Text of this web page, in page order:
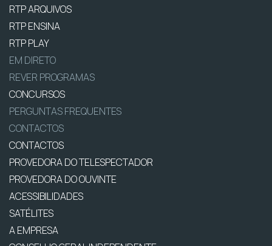
RTP ARQUIVOS
RTP ENSINA
RTP PLAY
EM DIRETO
REVER PROGRAMAS
CONCURSOS
PERGUNTAS FREQUENTES
CONTACTOS
CONTACTOS
PROVEDORA DO TELESPECTADOR
PROVEDORA DO OUVINTE
ACESSIBILIDADES
SATÉLITES
A EMPRESA